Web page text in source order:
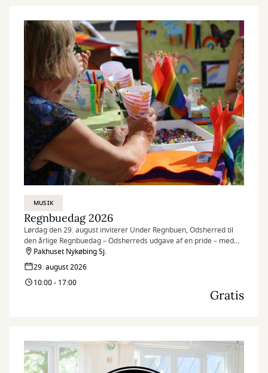
MUSIK
Regnbuedag 2026
Lørdag den 29. august inviterer Under Regnbuen, Odsherred til
den årlige Regnbuedag – Odsherreds udgave af en pride – med
aktiviteter i Pakhuset, Pakhus 2, på Pakhustorvet og på Nykøbing
Bibliotek.
Pakhuset Nykøbing Sj.
29. august 2026
10:00 - 17:00
Gratis